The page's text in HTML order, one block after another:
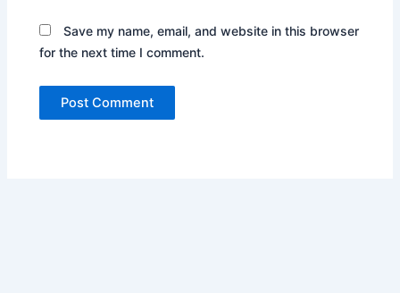
Save my name, email, and website in this browser
for the next time I comment.